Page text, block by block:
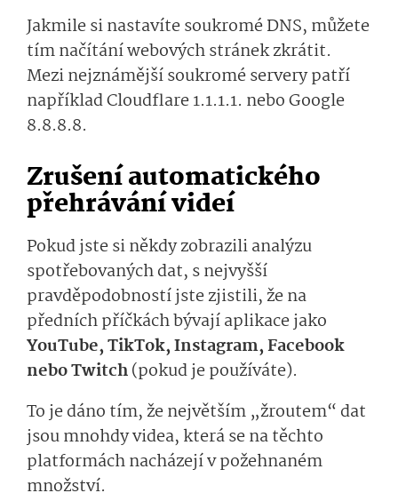
Jakmile si nastavíte soukromé DNS, můžete
tím načítání webových stránek zkrátit.
Mezi nejznámější soukromé servery patří
například Cloudflare 1.1.1.1. nebo Google
8.8.8.8.
Zrušení automatického
přehrávání videí
Pokud jste si někdy zobrazili analýzu
spotřebovaných dat, s nejvyšší
pravděpodobností jste zjistili, že na
předních příčkách bývají aplikace jako
YouTube, TikTok, Instagram, Facebook
nebo Twitch(pokud je používáte).
To je dáno tím, že největším „žroutem“ dat
jsou mnohdy videa, která se na těchto
platformách nacházejí v požehnaném
množství.